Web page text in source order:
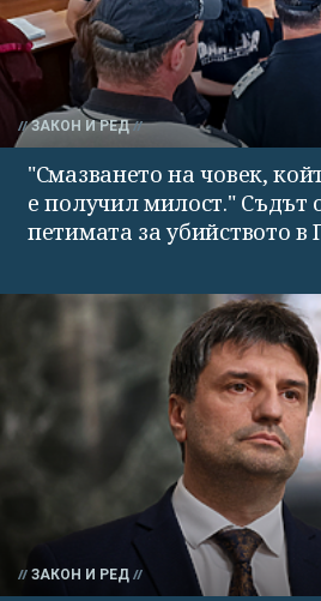
ЗАКОН И РЕД
"Смазването на човек,
е получил милост." Съдът
петимата за убийството в
ЗАКОН И РЕД